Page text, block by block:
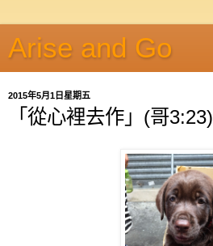
Arise and Go
2015年5月1日星期五
「從心裡去作」(哥3:23)